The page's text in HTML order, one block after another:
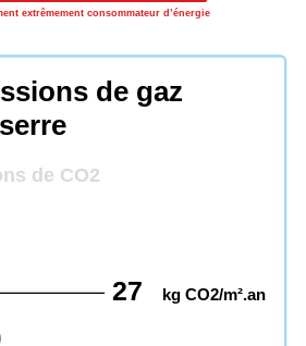
extrêmement consommateur d’énergie
de gaz
de CO2
27 kg CO2/m².an